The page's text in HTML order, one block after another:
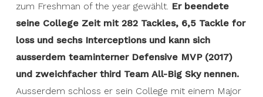
zum Freshman of the year gewählt. Er beendete
seine College Zeit mit 282 Tackles, 6,5 Tackle for
loss und sechs Interceptions und kann sich
ausserdem teaminterner Defensive MVP (2017)
und zweichfacher third Team All-Big Sky nennen.
Ausserdem schloss er sein College mit einem Major